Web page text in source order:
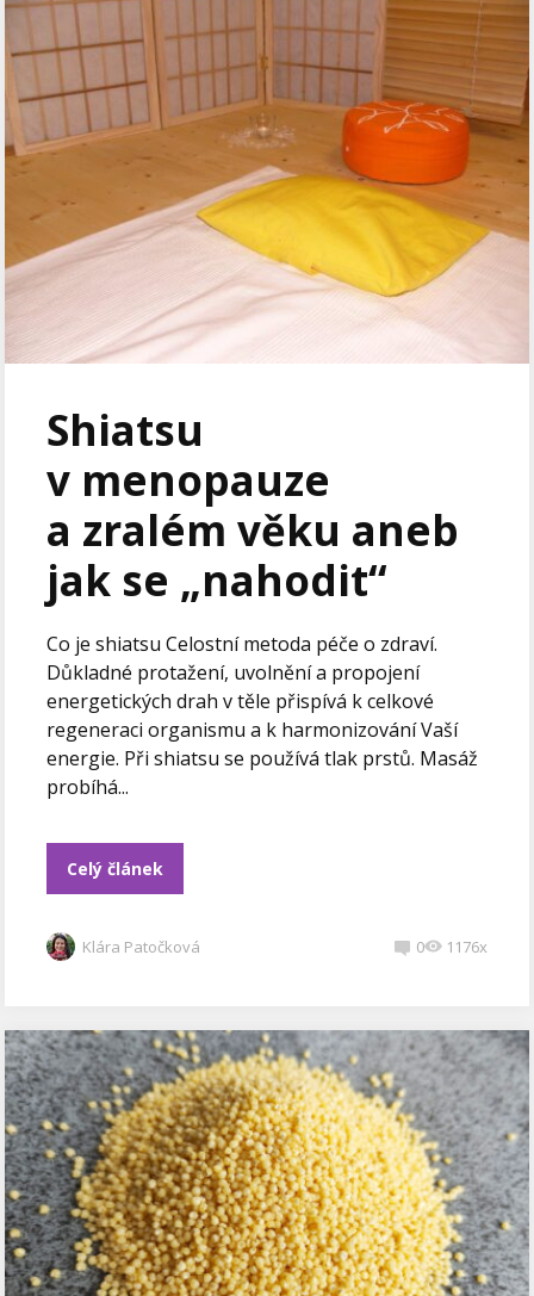
Shiatsu
v menopauze
a zralém věku aneb
jak se „nahodit“
Co je shiatsu Celostní metoda péče o zdraví.
Důkladné protažení, uvolnění a propojení
energetických drah v těle přispívá k celkové
regeneraci organismu a k harmonizování Vaší
energie. Při shiatsu se používá tlak prstů. Masáž
probíhá...
Celý článek
Klára Patočková 0 1176x